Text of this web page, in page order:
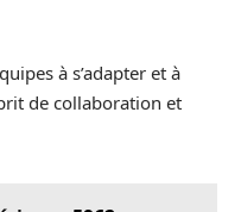
à s’adapter et à
de collaboration et